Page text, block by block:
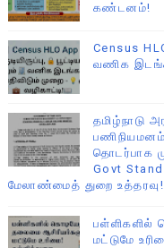
கண்டனம்!
Census
வணிக
தமிழ்நாடு
தொடர்பாக
Govt
மேலாண்மைத் துறை
பள்ளிகளில்
மட்டுமே